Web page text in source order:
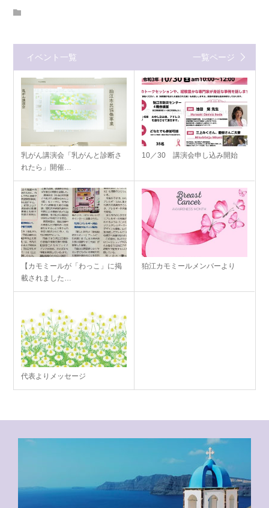
イベント一覧 一覧ページ
乳がん講演会「乳がんと診断さ
れたら」開催…
10／30 講演会申し込み開始
【カモミールが「わっこ」に掲
載されました…
狛江カモミールメンバーより
代表よりメッセージ